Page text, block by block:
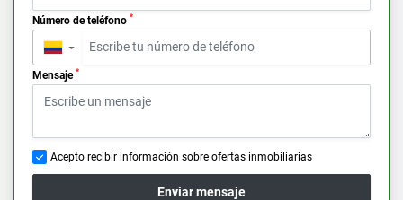
Número de teléfono *
▼
Mensaje *
Acepto recibir información sobre ofertas inmobiliarias
Enviar mensaje